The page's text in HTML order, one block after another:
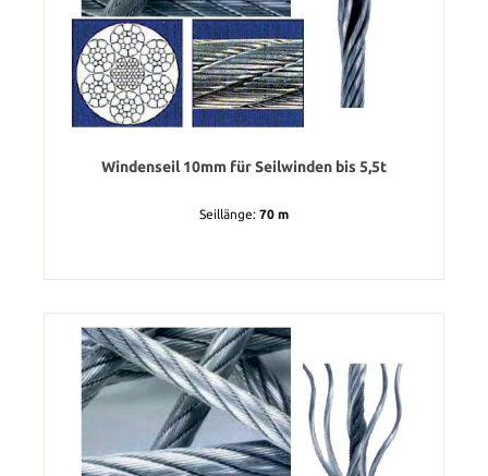
Windenseil 10mm für Seilwinden bis 5,5t
Seillänge: 70 m